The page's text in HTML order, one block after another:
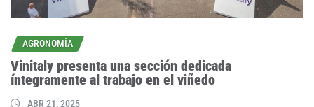
AGRONOMÍA
Vinitaly presenta una sección dedicada
íntegramente al trabajo en el viñedo
ABR 21, 2025